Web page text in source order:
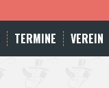
TERMINE VEREIN